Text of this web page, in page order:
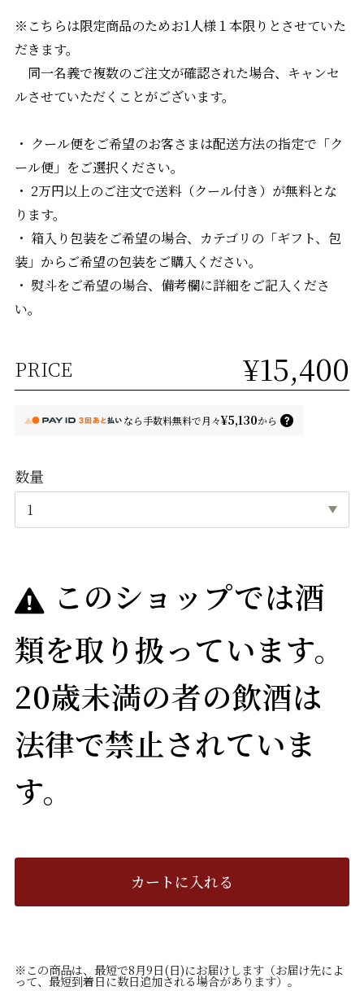
※こちらは限定商品のためお1人様１本限りとさせていた
だきます。
同一名義で複数のご注文が確認された場合、キャンセ
ルさせていただくことがございます。
・ クール便をご希望のお客さまは配送方法の指定で「ク
ール便」をご選択ください。
・ 2万円以上のご注文で送料（クール付き）が無料とな
ります。
・ 箱入り包装をご希望の場合、カテゴリの「ギフト、包
装」からご希望の包装をご購入ください。
・ 熨斗をご希望の場合、備考欄に詳細をご記入くださ
い。
PRICE ¥15,400
なら手数料無料で月々¥5,130から
数量
このショップでは酒
類を取り扱っています。
20歳未満の者の飲酒は
法律で禁止されていま
す。
カートに入れる
※この商品は、最短で8月9日(日)にお届けします（お届け先によ
って、最短到着日に数日追加される場合があります）。